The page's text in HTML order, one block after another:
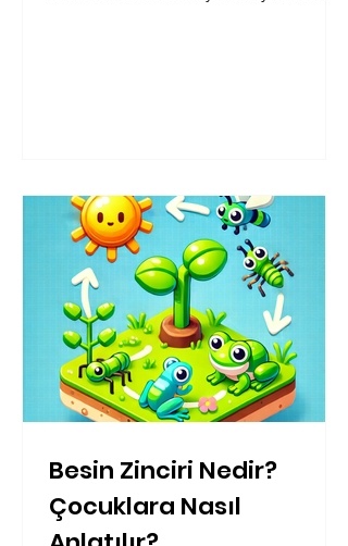
Besin Zinciri Nedir?
Çocuklara Nasıl